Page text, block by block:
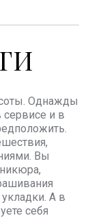
Однажды
и в
Вы
А в
себя